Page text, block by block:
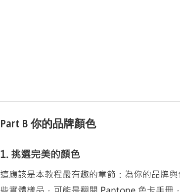
Part B 你的品牌顏色
1. 挑選完美的顏色
這應該是本教程最有趣的章節：為你的品牌